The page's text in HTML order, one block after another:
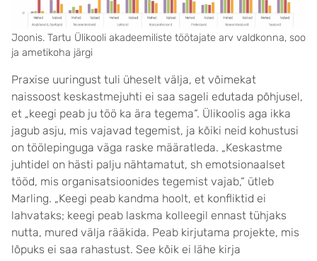
Joonis. Tartu Ülikooli akadeemiliste töötajate arv valdkonna, soo
ja ametikoha järgi
Praxise uuringust tuli üheselt välja, et võimekat
naissoost keskastmejuhti ei saa sageli edutada põhjusel,
et „keegi peab ju töö ka ära tegema“. Ülikoolis aga ikka
jagub asju, mis vajavad tegemist, ja kõiki neid kohustusi
on töölepinguga väga raske määratleda. „Keskastme
juhtidel on hästi palju nähtamatut, sh emotsionaalset
tööd, mis organisatsioonides tegemist vajab,“ ütleb
Marling. „Keegi peab kandma hoolt, et konfliktid ei
lahvataks; keegi peab laskma kolleegil ennast tühjaks
nutta, mured välja rääkida. Peab kirjutama projekte, mis
lõpuks ei saa rahastust. See kõik ei lähe kirja